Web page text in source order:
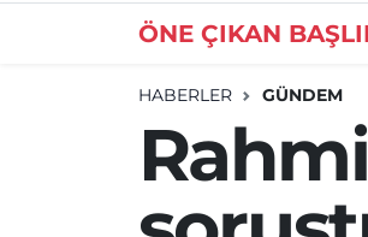
ÖNE ÇIKAN
HABERLER GÜNDEM
DÜNYA
Süper Lig Puan Durumu ve